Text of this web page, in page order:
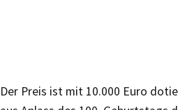
Der Preis ist mit 10.000 Euro